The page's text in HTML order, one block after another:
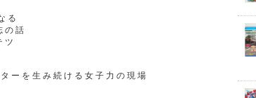
る
の話
ツ
ーを生み続ける女子力の現場